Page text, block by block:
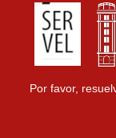
Por favor,